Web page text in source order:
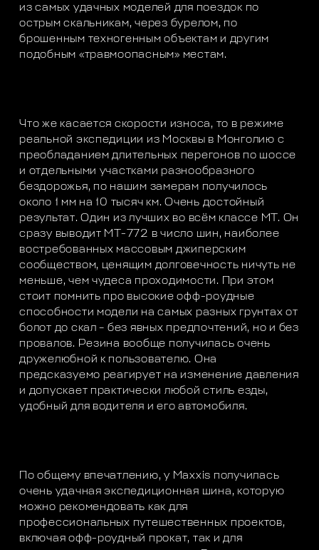
из самых удачных моделей для поездок по
острым скальникам, через бурелом, по
брошенным техногенным объектам и другим
подобным «травмоопасным» местам.
Что же касается скорости износа, то в режиме
реальной экспедиции из Москвы в Монголию с
преобладанием длительных перегонов по шоссе
и отдельными участками разнообразного
бездорожья, по нашим замерам получилось
около 1 мм на 10 тысяч км. Очень достойный
результат. Один из лучших во всём классе МТ. Он
сразу выводит МТ-772 в число шин, наиболее
востребованных массовым джиперским
сообществом, ценящим долговечность ничуть не
меньше, чем чудеса проходимости. При этом
стоит помнить про высокие офф-роудные
способности модели на самых разных грунтах от
болот до скал – без явных предпочтений, но и без
провалов. Резина вообще получилась очень
дружелюбной к пользователю. Она
предсказуемо реагирует на изменение давления
и допускает практически любой стиль езды,
удобный для водителя и его автомобиля.
По общему впечатлению, у Maxxis получилась
очень удачная экспедиционная шина, которую
можно рекомендовать как для
профессиональных путешественных проектов,
включая офф-роудный прокат, так и для